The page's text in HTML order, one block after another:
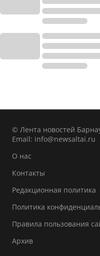
© Лента новостей
Email: info@newsaltai.ru
О нас
Контакты
Редакционная политика
Политика
Правила пользования
Архив